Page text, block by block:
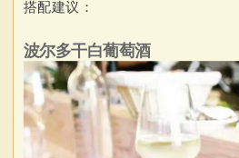
搭配建议：
波尔多干白葡萄酒